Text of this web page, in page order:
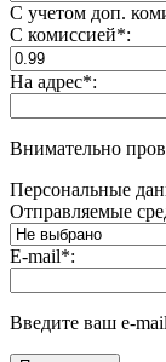
С учетом доп.
С комиссией*:
На адрес*:
Внимательно
Персональные
Отправляемые
E-mail*:
Введите ваш e-mail